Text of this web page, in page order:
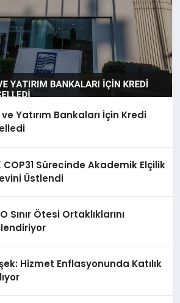
Yatırım Bankaları İçin Kredi
COP31 Sürecinde Akademik Elçilik
Üstlendi
Sınır Ötesi Ortaklıklarını
Hizmet Enflasyonunda Katılık